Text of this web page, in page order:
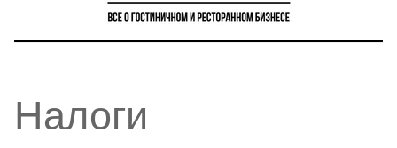
Налоги